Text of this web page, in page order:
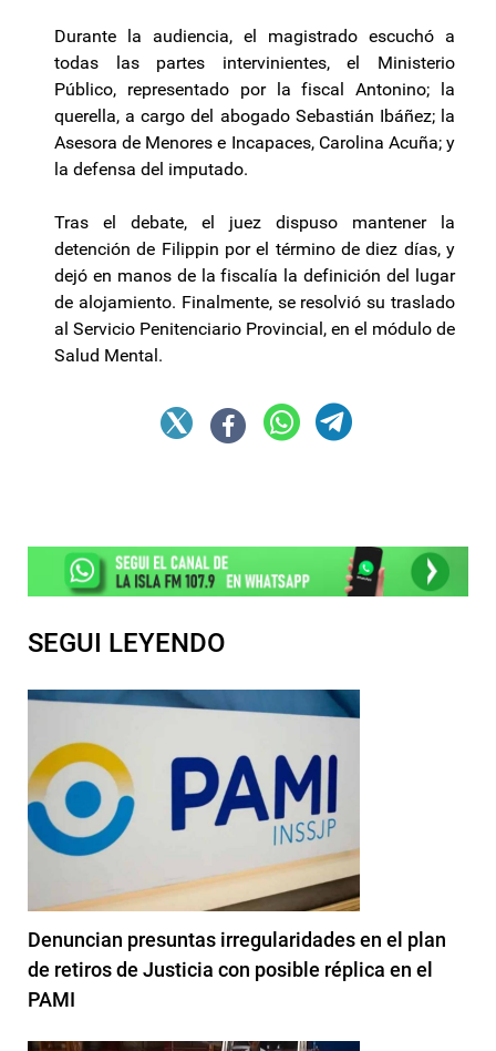
Durante la audiencia, el magistrado escuchó a
todas las partes intervinientes, el Ministerio
Público, representado por la fiscal Antonino; la
querella, a cargo del abogado Sebastián Ibáñez; la
Asesora de Menores e Incapaces, Carolina Acuña; y
la defensa del imputado.
Tras el debate, el juez dispuso mantener la
detención de Filippin por el término de diez días, y
dejó en manos de la fiscalía la definición del lugar
de alojamiento. Finalmente, se resolvió su traslado
al Servicio Penitenciario Provincial, en el módulo de
Salud Mental.
SEGUI LEYENDO
Denuncian presuntas irregularidades en el plan
de retiros de Justicia con posible réplica en el
PAMI